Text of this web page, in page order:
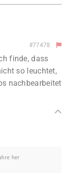
#77478
finde, dass
so leuchtet,
nachbearbeitet
her